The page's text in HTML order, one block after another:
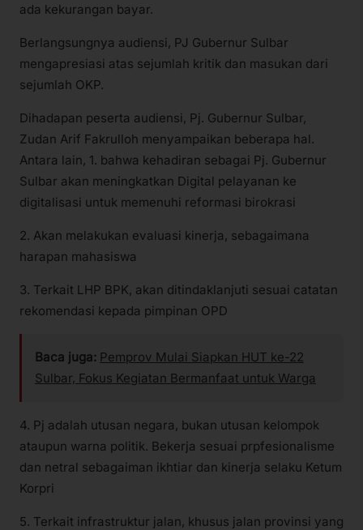
ada kekurangan bayar.
Berlangsungnya audiensi, PJ Gubernur Sulbar
mengapresiasi atas sejumlah kritik dan masukan dari
sejumlah OKP.
Dihadapan peserta audiensi, Pj. Gubernur Sulbar,
Zudan Arif Fakrulloh menyampaikan beberapa hal.
Antara lain, 1. bahwa kehadiran sebagai Pj. Gubernur
Sulbar akan meningkatkan Digital pelayanan ke
digitalisasi untuk memenuhi reformasi birokrasi
2. Akan melakukan evaluasi kinerja, sebagaimana
harapan mahasiswa
3. Terkait LHP BPK, akan ditindaklanjuti sesuai catatan
rekomendasi kepada pimpinan OPD
Baca juga: Pemprov Mulai Siapkan HUT ke-22
Sulbar, Fokus Kegiatan Bermanfaat untuk Warga
4. Pj adalah utusan negara, bukan utusan kelompok
ataupun warna politik. Bekerja sesuai prpfesionalisme
dan netral sebagaiman ikhtiar dan kinerja selaku Ketum
Korpri
5. Terkait infrastruktur jalan, khusus jalan provinsi yang